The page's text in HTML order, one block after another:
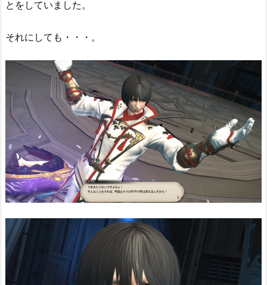
とをしていました。
それにしても・・・。